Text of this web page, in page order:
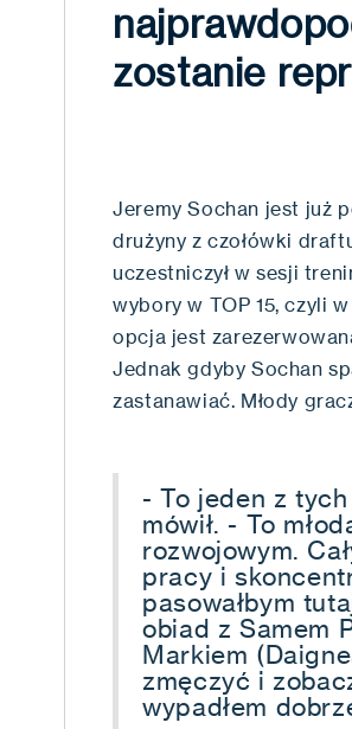
zostanie
Jeremy Sochan jest już
drużyny z czołówki
uczestniczył w sesji
wybory w TOP 15, czyli
opcja jest
Jednak gdyby Sochan
zastanawiać. Młody
- To jeden z
mówił. - To
rozwojowym.
pracy i
pasowałbym
obiad z Samem
Markiem
zmęczyć i
wypadłem